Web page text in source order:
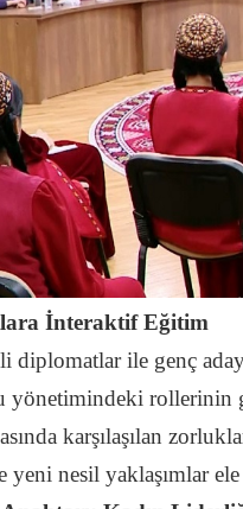
İnteraktif Eğitim
diplomatlar ile genç
yönetimindeki rollerinin
karşılaşılan
nesil yaklaşımlar ele